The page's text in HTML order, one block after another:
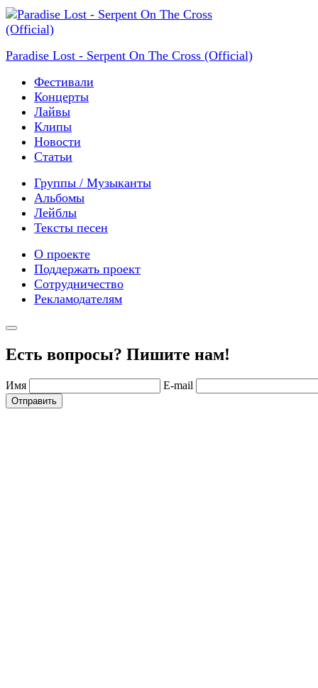
Paradise Lost - Serpent On The Cross (Official)
Фестивали
Концерты
Лайвы
Клипы
Новости
Статьи
Группы / Музыканты
Альбомы
Лейблы
Тексты песен
О проекте
Поддержать проект
Сотрудничество
Рекламодателям
Есть вопросы? Пишите нам!
Имя E-mail